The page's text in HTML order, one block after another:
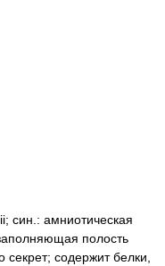
син.: амниотическая
полость
содержит белки,